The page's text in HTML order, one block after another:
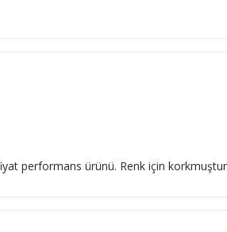
performans ürünü. Renk için